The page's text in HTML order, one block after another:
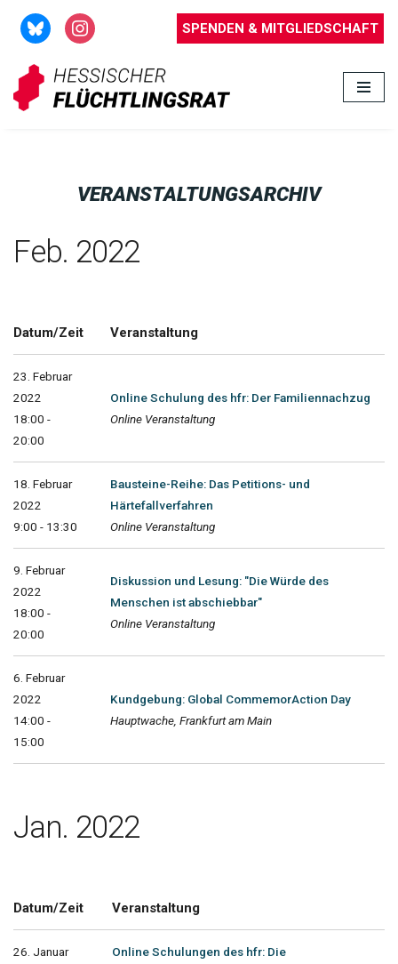
Zum
Inhalt
springen
SPENDEN & MITGLIEDSCHAFT
VERANSTALTUNGSARCHIV
Feb. 2022
Datum/Zeit Veranstaltung
23. Februar
2022
18:00 -
20:00
Online Schulung des hfr: Der Familiennachzug
Online Veranstaltung
18. Februar
2022
9:00 - 13:30
Bausteine-Reihe: Das Petitions- und
Härtefallverfahren
Online Veranstaltung
9. Februar
2022
18:00 -
20:00
Diskussion und Lesung: "Die Würde des
Menschen ist abschiebbar"
Online Veranstaltung
6. Februar
2022
14:00 -
15:00
Kundgebung: Global CommemorAction Day
Hauptwache, Frankfurt am Main
Jan. 2022
Datum/Zeit Veranstaltung
26. Januar
Online Schulungen des hfr: Die